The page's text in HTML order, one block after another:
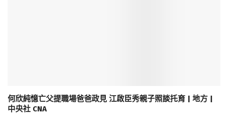
何欣純憶亡父提職場爸爸政見 江啟臣秀親子照談托育 | 地方 |
中央社 CNA